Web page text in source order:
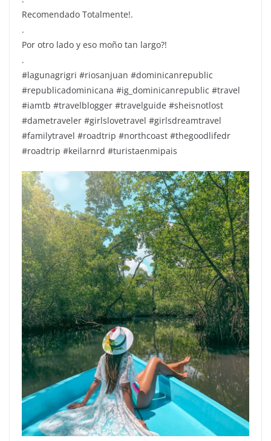
Recomendado Totalmente!.
.
Por otro lado y eso moño tan largo?!
.
#lagunagrigri #riosanjuan #dominicanrepublic
#republicadominicana #ig_dominicanrepublic #travel
#iamtb #travelblogger #travelguide #sheisnotlost
#dametraveler #girlslovetravel #girlsdreamtravel
#familytravel #roadtrip #northcoast #thegoodlifedr
#roadtrip #keilarnrd #turistaenmipais